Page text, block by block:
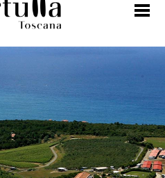
profilo